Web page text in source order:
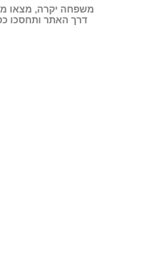
משפחה יקרה, מצאו
דרך האתר ותחסכו